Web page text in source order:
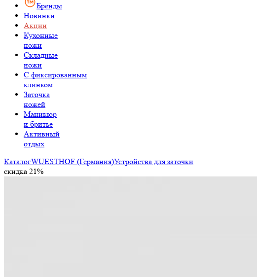
Бренды
Новинки
Акции
Кухонные
ножи
Складные
ножи
C фиксированным
клинком
Заточка
ножей
Маникюр
и бритье
Активный
отдых
КаталогWUESTHOF (Германия)Устройства для заточки
скидка 21%